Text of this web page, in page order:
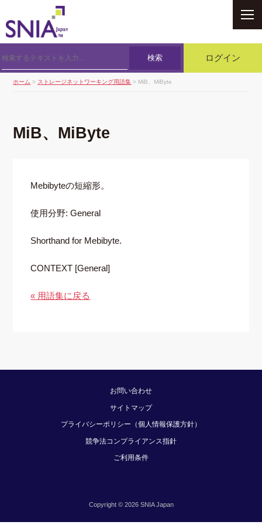
検索 ログイン
ホーム > ストレージネットワーキング用語集 > MiB、MiByte
MiB、MiByte
Mebibyteの短縮形。
使用分野: General
Shorthand for Mebibyte.
CONTEXT [General]
« 用語集に戻る
お問い合わせ
サイトマップ
プライバシーポリシー（個人情報保護方針）
競争法コンプライアンス指針
ご利用条件
Copyright © 2026 SNIA Japan